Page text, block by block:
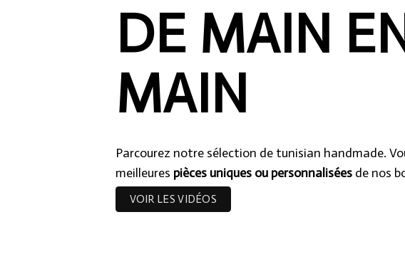
DE MAIN
MAIN
Parcourez notre sélection de tunisian handmade.
meilleures pièces uniques ou personnalisées de nos
VOIR LES VIDÉOS